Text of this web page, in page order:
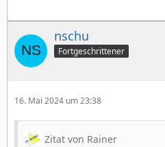
nschu
Fortgeschrittener
16. Mai 2024 um 23:38
Zitat von Rainer